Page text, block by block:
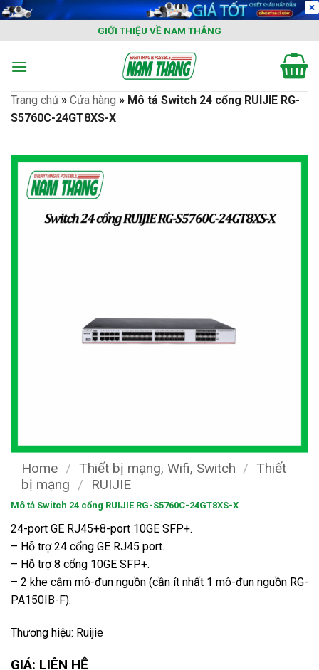
Skip
content
GIỚI THIỆU VỀ NAM THẮNG
Trang chủ » Cửa hàng » Mô tả Switch 24 cổng RUIJIE RG-
S5760C-24GT8XS-X
Home / Thiết bị mạng, Wifi, Switch / Thiết
bị mạng / RUIJIE
Mô tả Switch 24 cổng RUIJIE RG-S5760C-24GT8XS-X
24-port GE RJ45+8-port 10GE SFP+.
– Hỗ trợ 24 cổng GE RJ45 port.
– Hỗ trợ 8 cổng 10GE SFP+.
– 2 khe cắm mô-đun nguồn (cần ít nhất 1 mô-đun nguồn RG-
PA150IB-F).
Thương hiệu: Ruijie
GIÁ: LIÊN HỆ